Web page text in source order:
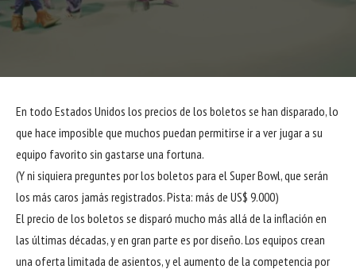
En todo Estados Unidos los precios de los boletos se han disparado, lo
que hace imposible que muchos puedan permitirse ir a ver jugar a su
equipo favorito sin gastarse una fortuna.
(Y ni siquiera preguntes por los boletos para el Super Bowl, que serán
los más caros jamás registrados. Pista: más de US$ 9.000)
El precio de los boletos se disparó mucho más allá de la inflación en
las últimas décadas, y en gran parte es por diseño. Los equipos crean
una oferta limitada de asientos, y el aumento de la competencia por